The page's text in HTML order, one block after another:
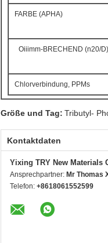
FARBE (APHA)
Oiiimm-BRECHEND (n20/D)
Chlorverbindung, PPMs
Größe und Tag: Tributyl-
Kontaktdaten
Yixing TRY New Materials
Ansprechpartner: Mr Thomas
Telefon: +8618061552599